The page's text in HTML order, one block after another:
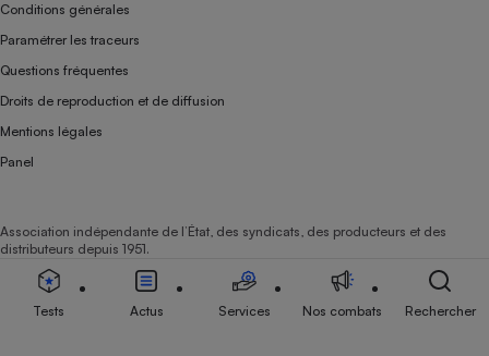
Conditions générales
Paramétrer les traceurs
Questions fréquentes
Droits de reproduction et de diffusion
Mentions légales
Panel
Association indépendante de l’État, des syndicats, des producteurs et des
distributeurs depuis 1951.
Tests Actus Services Nos combats Rechercher